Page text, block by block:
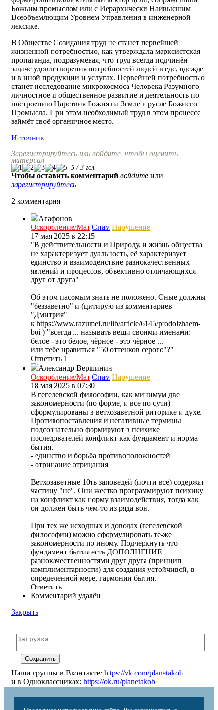
Божьим промыслом или с Иерархически Наивысшим
Всеобъемлющим Уровнем Управления в инженерной
лексике.
В Обществе Созидания труд не станет первейшей
жизненной потребностью, как утверждала марксистская
пропаганда, подразумевая, что труд всегда подчинён
задаче удовлетворения потребностей людей в еде, одежде
и в иной продукции и услугах. Первейшей потребностью
станет исследование микрокосмоса Человека Разумного,
личностное и общественное развитие и деятельность по
построению Царствия Божия на Земле в русле Божиего
Промысла. При этом необходимый труд в этом процессе
займёт своё органичное место.
Источник
Зарегистрируйтесь или войдите, чтобы оценить
материал
5 / 3 гол.
Чтобы оставить комментарий войдите или
зарегистрируйтесь
2 комментария
Агафонов
Оскорбление/Мат Спам Нарушение
17 мая 2025 в 22:15
"В действительности и Природу, и жизнь общества
не характеризует дуальность, её характеризует
единство и взаимодействие разнокачественных
явлений и процессов, объективно отличающихся
друг от друга"
Об этом пасомым знать не положено. Оные должны
"беззаветно" и (цитирую из комментариев
"Дмитрия"
к https://www.razumei.ru/lib/article/6145/prodolzhaem-
boi ) "всегда ... называть вещи своими именами:
белое - это белое, чёрное - это чёрное ...
или тебе нравиться "50 оттенков серого"?"
Ответить 1
Александр Вершинин
Оскорбление/Мат Спам Нарушение
18 мая 2025 в 07:30
В гегелевской философии, как минимум две
закономерности (по форме, и все по сути)
сформулированы в ветхозаветной риторике и духе.
Противопоставления и негативные термины
подсознательно формируют в психике
последователей конфликт как фундамент и норма
бытия.
- единство и борьба противоположностей
- отрицание отрицания
Ветхозаветные 10ть заповедей (почти все) содержат
частицу "не". Они жестко программируют психику
на конфликт как норму взаимодействия, тогда как
он должен быть чем-то из ряда вон.
При тех же исходных и доводах (гегелевской
философии) можно сформулировать те-же
закономерности по иному. Подчеркнуть что
фундамент бытия есть ДОПОЛНЕНИЕ
разнокачественностями друг друга (принцип
комплиментарности) для создания устойчивой, в
определенной мере, гармонии бытия.
Ответить
Комментарий удалён
Закрыть
Наши группы в Вконтакте: https://vk.com/planetakob
и в Одноклассниках: https://ok.ru/planetakob